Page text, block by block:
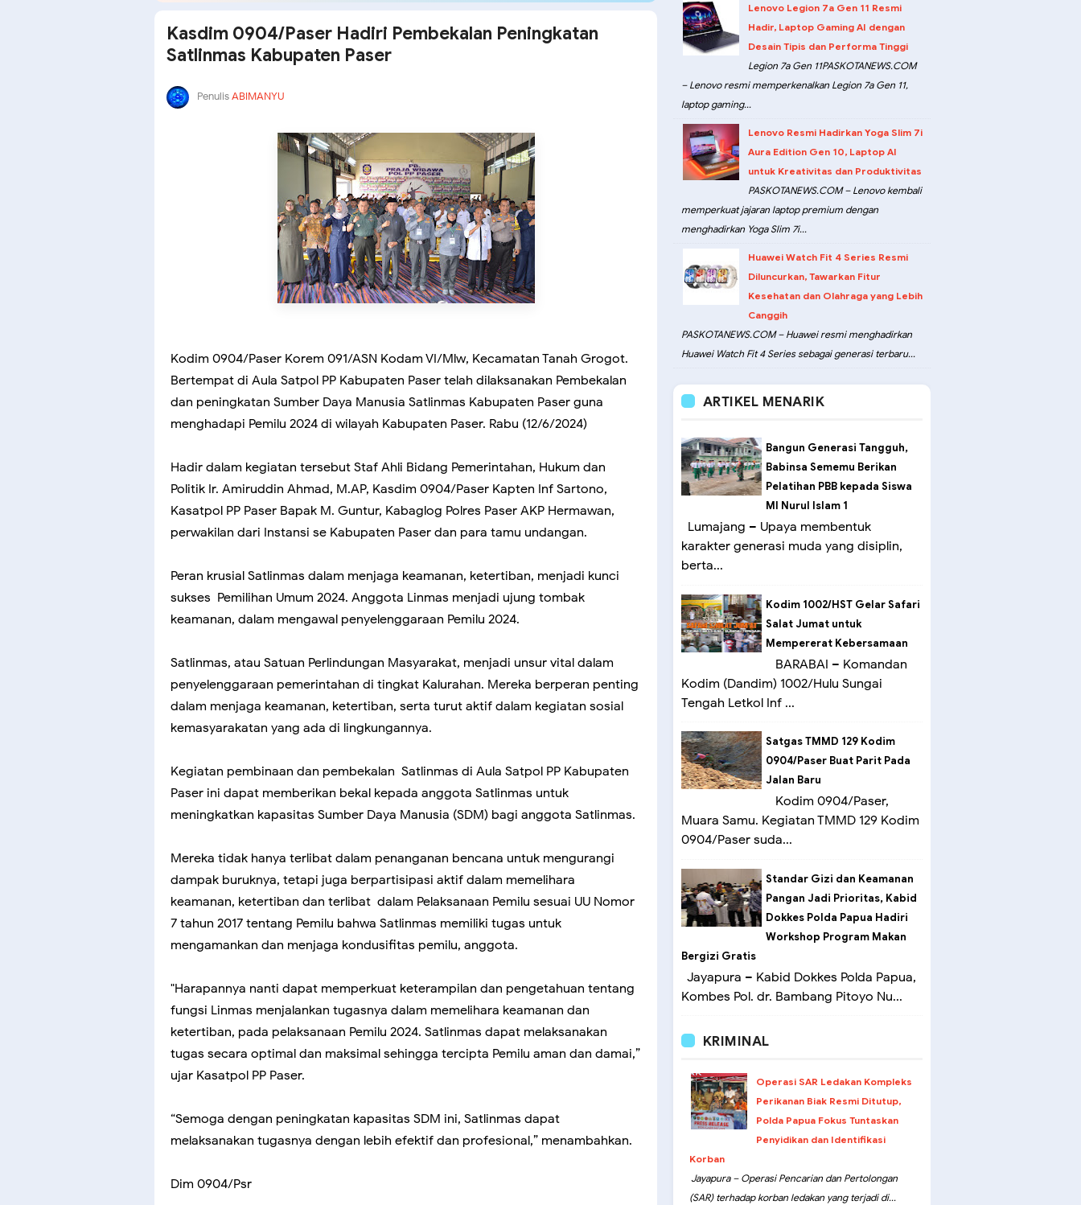
Kasdim 0904/Paser Hadiri Pembekalan Peningkatan
Satlinmas Kabupaten Paser
PenulisABIMANYU
Kodim 0904/Paser Korem 091/ASN Kodam VI/Mlw, Kecamatan Tanah Grogot.
Bertempat di Aula Satpol PP Kabupaten Paser telah dilaksanakan Pembekalan
dan peningkatan Sumber Daya Manusia Satlinmas Kabupaten Paser guna
menghadapi Pemilu 2024 di wilayah Kabupaten Paser. Rabu (12/6/2024)
Hadir dalam kegiatan tersebut Staf Ahli Bidang Pemerintahan, Hukum dan
Politik Ir. Amiruddin Ahmad, M.AP, Kasdim 0904/Paser Kapten Inf Sartono,
Kasatpol PP Paser Bapak M. Guntur, Kabaglog Polres Paser AKP Hermawan,
perwakilan dari Instansi se Kabupaten Paser dan para tamu undangan.
Peran krusial Satlinmas dalam menjaga keamanan, ketertiban, menjadi kunci
sukses Pemilihan Umum 2024. Anggota Linmas menjadi ujung tombak
keamanan, dalam mengawal penyelenggaraan Pemilu 2024.
Satlinmas, atau Satuan Perlindungan Masyarakat, menjadi unsur vital dalam
penyelenggaraan pemerintahan di tingkat Kalurahan. Mereka berperan penting
dalam menjaga keamanan, ketertiban, serta turut aktif dalam kegiatan sosial
kemasyarakatan yang ada di lingkungannya.
Kegiatan pembinaan dan pembekalan Satlinmas di Aula Satpol PP Kabupaten
Paser ini dapat memberikan bekal kepada anggota Satlinmas untuk
meningkatkan kapasitas Sumber Daya Manusia (SDM) bagi anggota Satlinmas.
Mereka tidak hanya terlibat dalam penanganan bencana untuk mengurangi
dampak buruknya, tetapi juga berpartisipasi aktif dalam memelihara
keamanan, ketertiban dan terlibat dalam Pelaksanaan Pemilu sesuai UU Nomor
7 tahun 2017 tentang Pemilu bahwa Satlinmas memiliki tugas untuk
mengamankan dan menjaga kondusifitas pemilu, anggota.
"Harapannya nanti dapat memperkuat keterampilan dan pengetahuan tentang
fungsi Linmas menjalankan tugasnya dalam memelihara keamanan dan
ketertiban, pada pelaksanaan Pemilu 2024. Satlinmas dapat melaksanakan
tugas secara optimal dan maksimal sehingga tercipta Pemilu aman dan damai,”
ujar Kasatpol PP Paser.
“Semoga dengan peningkatan kapasitas SDM ini, Satlinmas dapat
melaksanakan tugasnya dengan lebih efektif dan profesional,” menambahkan.
Dim 0904/Psr
Lenovo Legion 7a Gen 11 Resmi
Hadir, Laptop Gaming AI dengan
Desain Tipis dan Performa Tinggi
Legion 7a Gen 11PASKOTANEWS.COM
– Lenovo resmi memperkenalkan Legion 7a Gen 11,
laptop gaming...
Lenovo Resmi Hadirkan Yoga Slim 7i
Aura Edition Gen 10, Laptop AI
untuk Kreativitas dan Produktivitas
PASKOTANEWS.COM – Lenovo kembali
memperkuat jajaran laptop premium dengan
menghadirkan Yoga Slim 7i...
Huawei Watch Fit 4 Series Resmi
Diluncurkan, Tawarkan Fitur
Kesehatan dan Olahraga yang Lebih
Canggih
PASKOTANEWS.COM – Huawei resmi menghadirkan
Huawei Watch Fit 4 Series sebagai generasi terbaru...
ARTIKEL MENARIK
Bangun Generasi Tangguh,
Babinsa Sememu Berikan
Pelatihan PBB kepada Siswa
MI Nurul Islam 1
Lumajang – Upaya membentuk
karakter generasi muda yang disiplin,
berta...
Kodim 1002/HST Gelar Safari
Salat Jumat untuk
Mempererat Kebersamaan
BARABAI – Komandan
Kodim (Dandim) 1002/Hulu Sungai
Tengah Letkol Inf ...
Satgas TMMD 129 Kodim
0904/Paser Buat Parit Pada
Jalan Baru
Kodim 0904/Paser,
Muara Samu. Kegiatan TMMD 129 Kodim
0904/Paser suda...
Standar Gizi dan Keamanan
Pangan Jadi Prioritas, Kabid
Dokkes Polda Papua Hadiri
Workshop Program Makan
Bergizi Gratis
Jayapura – Kabid Dokkes Polda Papua,
Kombes Pol. dr. Bambang Pitoyo Nu...
KRIMINAL
Operasi SAR Ledakan Kompleks
Perikanan Biak Resmi Ditutup,
Polda Papua Fokus Tuntaskan
Penyidikan dan Identifikasi
Korban
Jayapura – Operasi Pencarian dan Pertolongan
(SAR) terhadap korban ledakan yang terjadi di...